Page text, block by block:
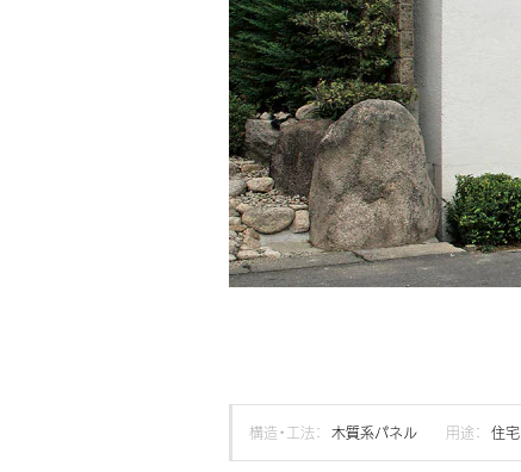
構造・工法： 木質系パネル 用途： 住宅